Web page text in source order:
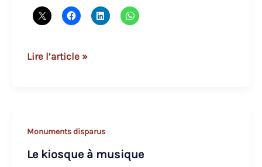
La
Lire l’article »
Monuments disparus
Le kiosque à musique